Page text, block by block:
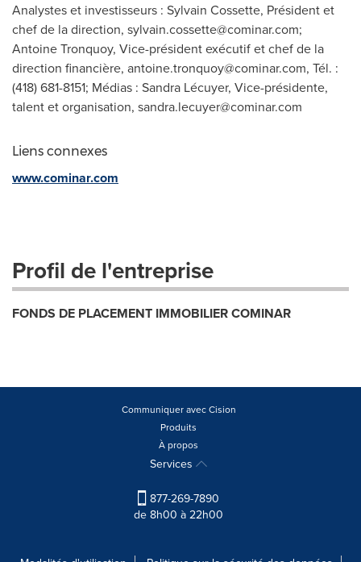
Analystes et investisseurs : Sylvain Cossette, Président et
chef de la direction, sylvain.cossette@cominar.com;
Antoine Tronquoy, Vice-président exécutif et chef de la
direction financière, antoine.tronquoy@cominar.com, Tél. :
(418) 681-8151; Médias : Sandra Lécuyer, Vice-présidente,
talent et organisation, sandra.lecuyer@cominar.com
Liens connexes
www.cominar.com
Profil de l'entreprise
FONDS DE PLACEMENT IMMOBILIER COMINAR
Communiquer avec Cision
Produits
À propos
Services
877-269-7890
de 8h00 à 22h00